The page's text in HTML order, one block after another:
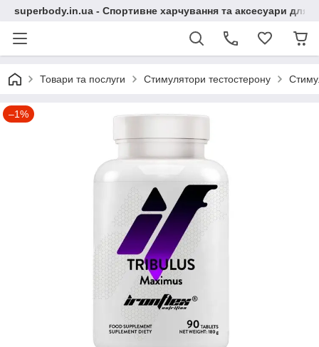
superbody.in.ua - Спортивне харчування та аксесуари для
Товари та послуги Стимулятори тестостерону
–1%